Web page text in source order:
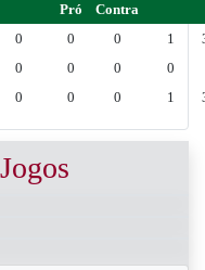
Pró
Contra
0 0 0 1
0 0 0
0
0 0 0 1